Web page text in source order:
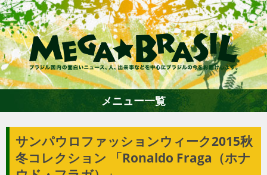
ホーム
メニュー一覧
サンパウロファッションウィーク2015秋
冬コレクション 「Ronaldo Fraga（ホナ